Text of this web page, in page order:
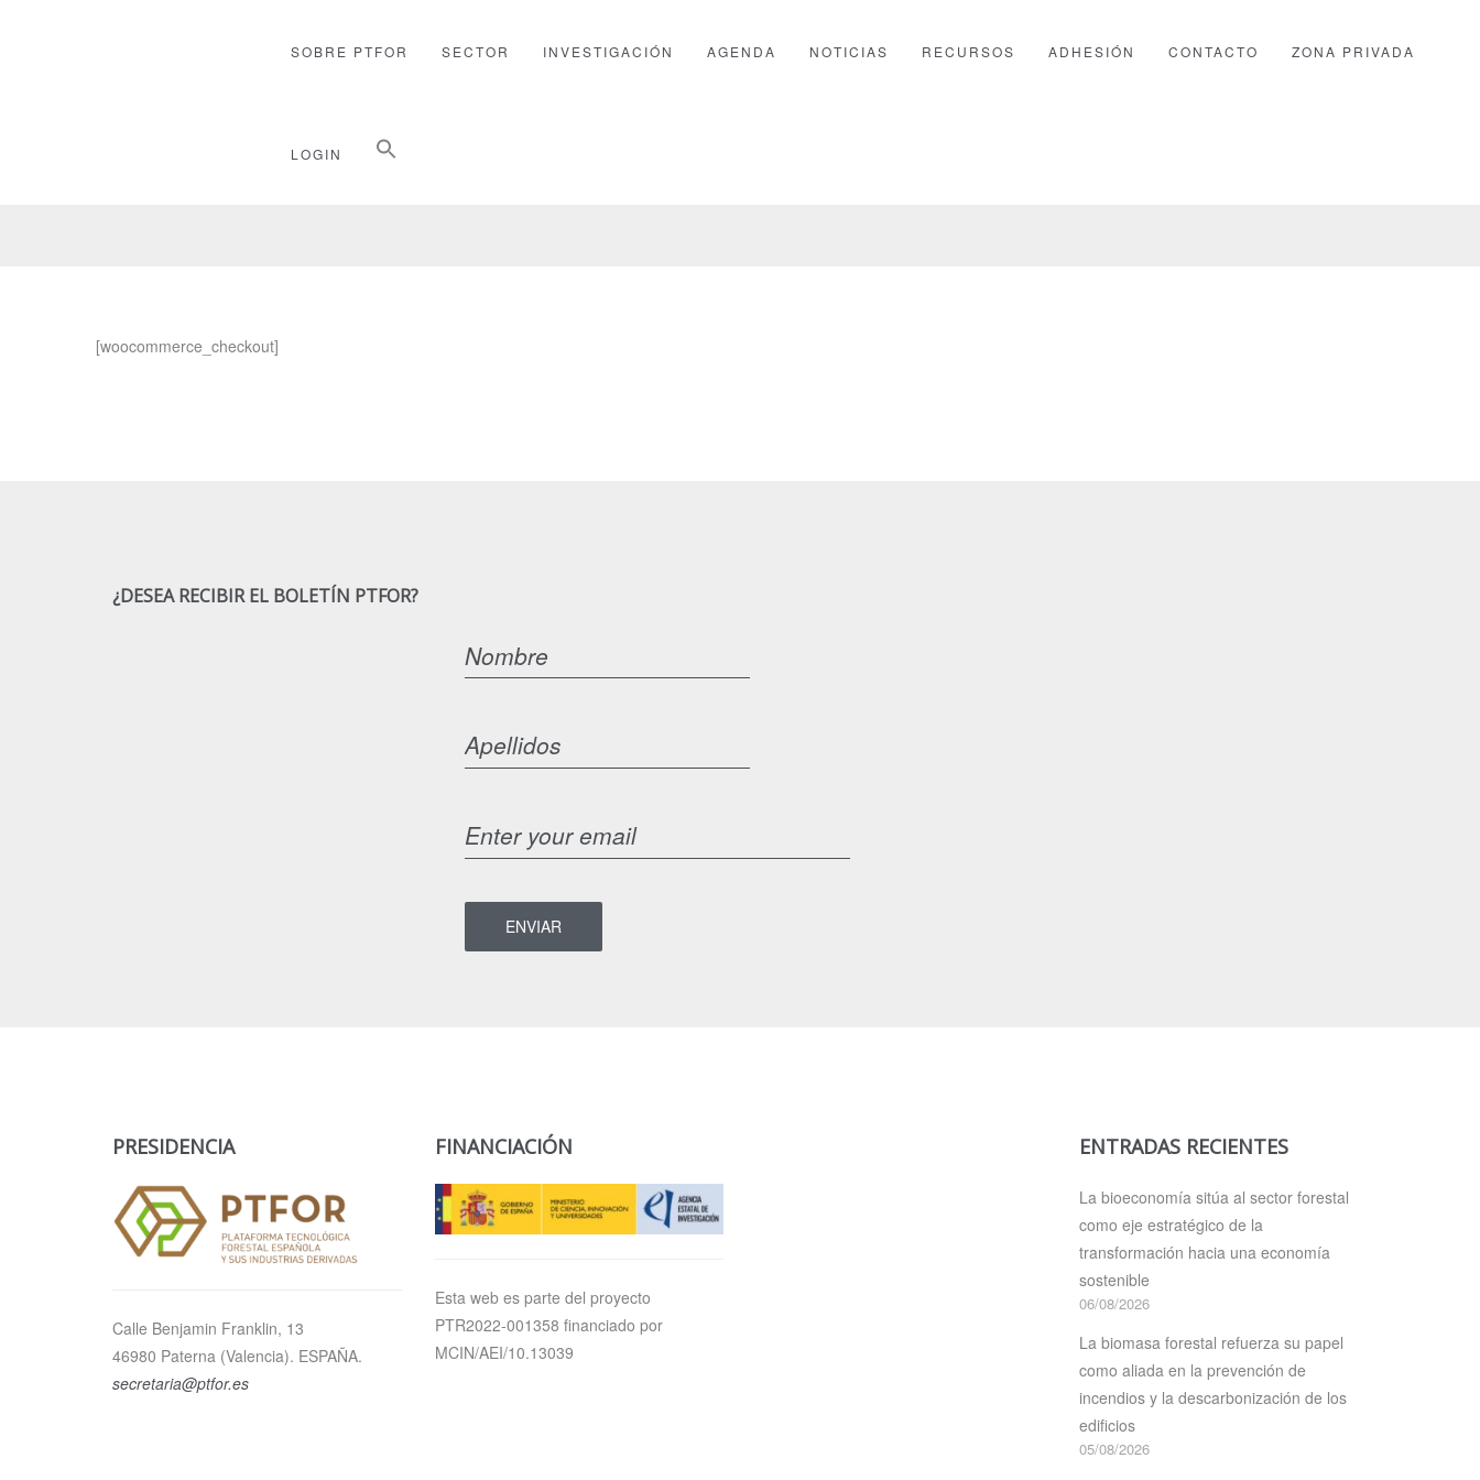
SOBRE PTFOR SECTOR INVESTIGACIÓN AGENDA NOTICIAS RECURSOS ADHESIÓN CONTACTO ZONA PRIVADA
LOGIN
[woocommerce_checkout]
¿DESEA RECIBIR EL BOLETÍN PTFOR?
PRESIDENCIA
Calle Benjamin Franklin, 13
46980 Paterna (Valencia). ESPAÑA.
secretaria@ptfor.es
FINANCIACIÓN
Esta web es parte del proyecto
PTR2022-001358 financiado por
MCIN/AEI/10.13039
ENTRADAS RECIENTES
La bioeconomía sitúa al sector forestal
como eje estratégico de la
transformación hacia una economía
sostenible
06/08/2026
La biomasa forestal refuerza su papel
como aliada en la prevención de
incendios y la descarbonización de los
edificios
05/08/2026